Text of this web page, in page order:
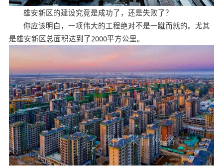
雄安新区的建设究竟是成功了，还是失败了？
你应该明白，一项伟大的工程绝对不是一蹴而就的。尤其
是雄安新区总面积达到了2000平方公里。